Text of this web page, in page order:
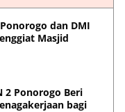
dan DMI
Masjid
2 Ponorogo Beri
bagi